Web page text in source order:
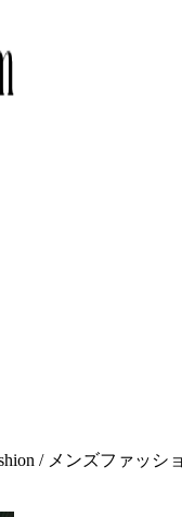
/ メンズファッシ